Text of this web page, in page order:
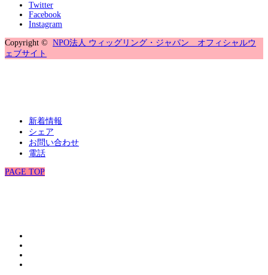
Twitter
Facebook
Instagram
Copyright © NPO法人 ウィッグリング・ジャパン オフィシャルウ
ェブサイト
新着情報
シェア
お問い合わせ
電話
PAGE TOP